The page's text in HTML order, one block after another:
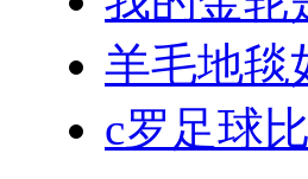
羊毛地毯
c罗足球